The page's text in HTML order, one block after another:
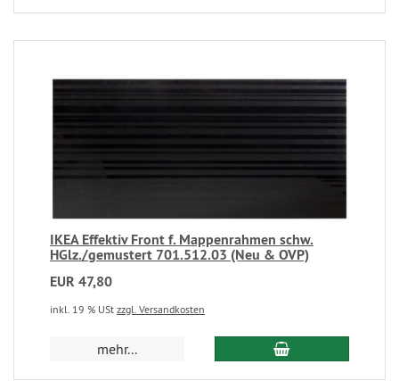
IKEA Effektiv Front f. Mappenrahmen schw.
HGlz./gemustert 701.512.03 (Neu & OVP)
EUR 47,80
inkl. 19 % USt zzgl. Versandkosten
mehr...